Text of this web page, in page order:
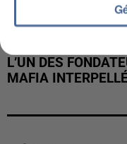
L’UN DES
MAFIA